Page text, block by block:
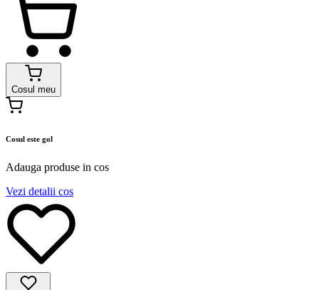
Cosul meu
Cosul este gol
Adauga produse in cos
Vezi detalii cos